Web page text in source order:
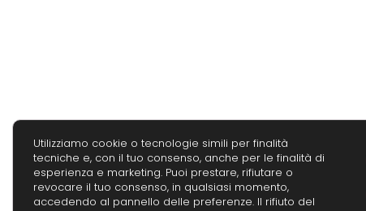
Utilizziamo cookie o tecnologie simili per finalità
tecniche e, con il tuo consenso, anche per le finalità di
esperienza e marketing. Puoi prestare, rifiutare o
revocare il tuo consenso, in qualsiasi momento,
accedendo al pannello delle preferenze. Il rifiuto del